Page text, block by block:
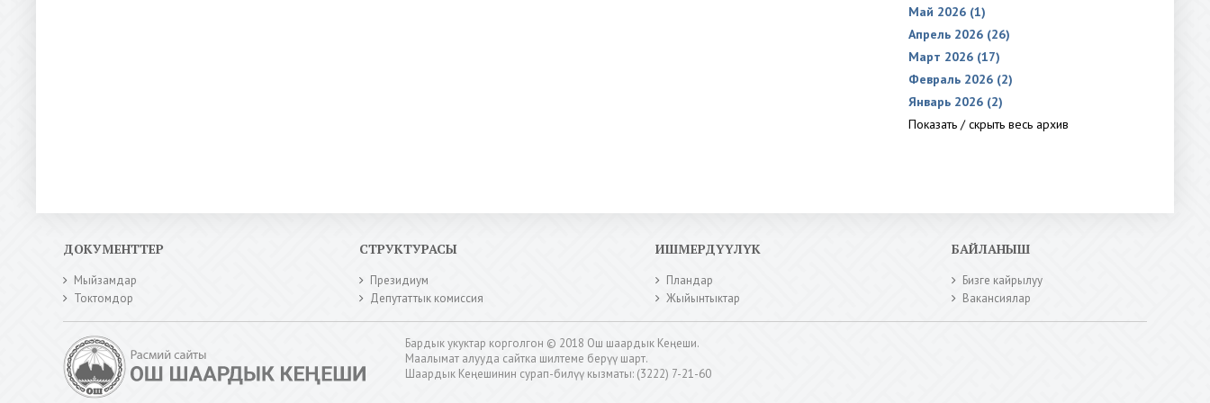
Май 2026 (1)
Апрель 2026 (26)
Март 2026 (17)
Февраль 2026 (2)
Январь 2026 (2)
Показать / скрыть весь архив
ДОКУМЕНТТЕР
Мыйзамдар
Токтомдор
СТРУКТУРАСЫ
Президиум
Депутаттык комиссия
ИШМЕРДҮҮЛҮК
Пландар
Жыйынтыктар
БАЙЛАНЫШ
Бизге кайрылуу
Вакансиялар
Бардык укуктар корголгон © 2018 Ош шаардык Кеңеши.
Маалымат алууда сайтка шилтеме берүү шарт.
Шаардык Кеңешинин сурап-билүү кызматы: (3222) 7-21-60